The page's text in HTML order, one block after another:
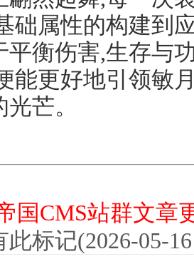
础属性的构建到
平衡伤害,生存与
能更好地引领敏
芒。
国CMS站群文章
标记(2026-05-